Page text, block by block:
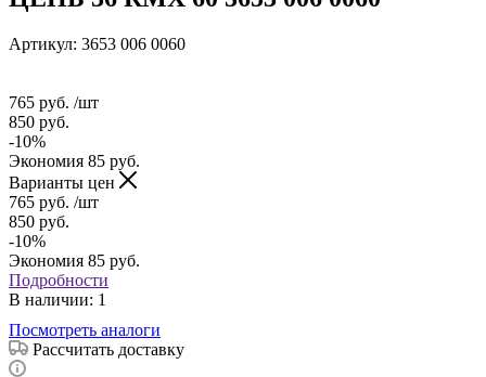
Артикул: 3653 006 0060
765 руб. /шт
850 руб.
-10%
Экономия 85 руб.
Варианты цен
765 руб. /шт
850 руб.
-10%
Экономия 85 руб.
Подробности
В наличии: 1
Посмотреть аналоги
Рассчитать доставку